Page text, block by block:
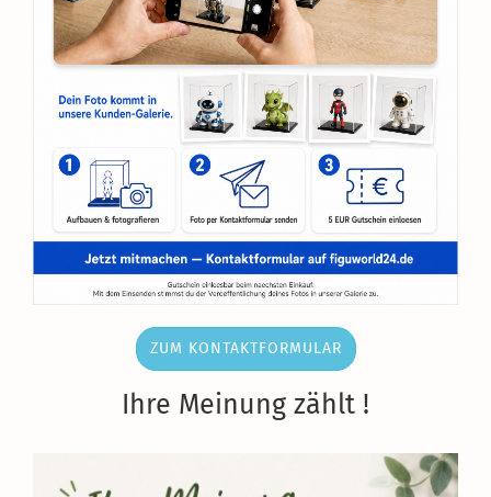
ZUM KONTAKTFORMULAR
Ihre Meinung zählt !